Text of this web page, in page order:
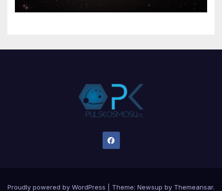
Proudly powered by WordPress Theme: Newsup by Themeansar.